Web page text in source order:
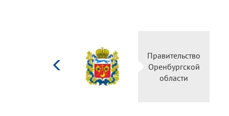
Правительство
Оренбургской
области